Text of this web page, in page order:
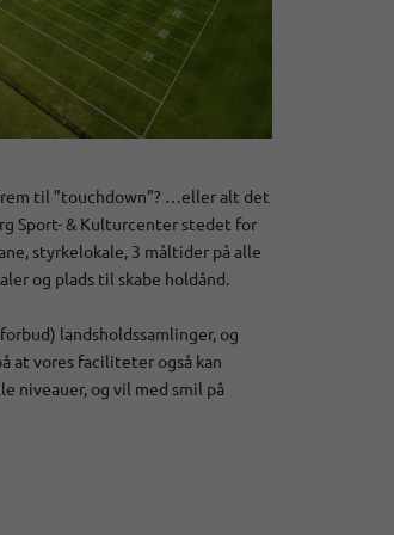
til ”touchdown”? …eller alt det
Sport- & Kulturcenter stedet for
styrkelokale, 3 måltider på alle
og plads til skabe holdånd.
landsholdssamlinger, og
at vores faciliteter også kan
niveauer, og vil med smil på